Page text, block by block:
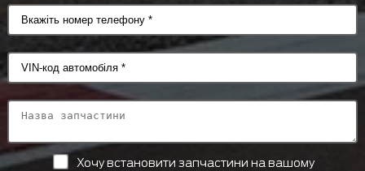
Хочу встановити запчастини на вашому